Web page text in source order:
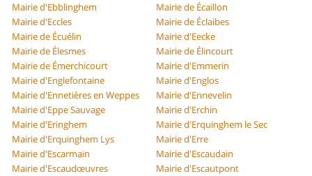
Mairie d'Ebblinghem
Mairie de Écaillon
Mairie d'Eccles
Mairie de Éclaibes
Mairie de Écuélin
Mairie d'Eecke
Mairie de Élesmes
Mairie de Élincourt
Mairie de Émerchicourt
Mairie d'Emmerin
Mairie d'Englefontaine
Mairie d'Englos
Mairie d'Ennetières en Weppes
Mairie d'Ennevelin
Mairie d'Eppe Sauvage
Mairie d'Erchin
Mairie d'Eringhem
Mairie d'Erquinghem le Sec
Mairie d'Erquinghem Lys
Mairie d'Erre
Mairie d'Escarmain
Mairie d'Escaudain
Mairie d'Escaudœuvres
Mairie d'Escautpont